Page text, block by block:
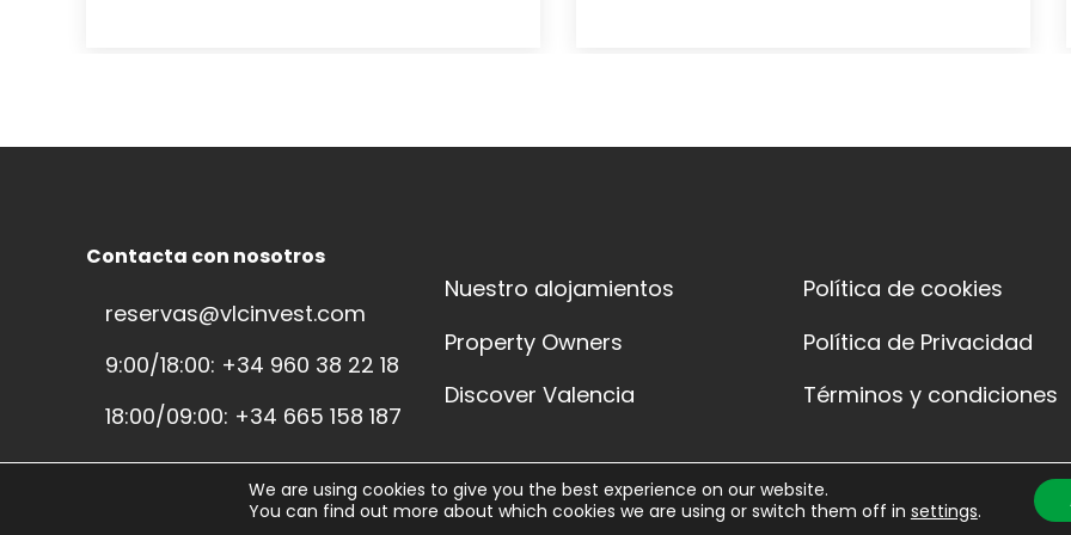
Contacta con nosotros
reservas@vlcinvest.com
9:00/18:00: +34 960 38 22 18
18:00/09:00: +34 665 158 187
Nuestro alojamientos
Property Owners
Discover Valencia
Política de cookies
Política de Privacidad
Términos y condiciones
We are using cookies to give you the best experience on our website.
You can find out more about which cookies we are using or switch them off in settings.